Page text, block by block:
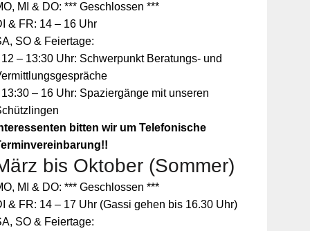
MI & DO: *** Geschlossen ***
& FR: 14 – 16 Uhr
SO & Feiertage:
12 – 13:30 Uhr: Schwerpunkt Beratungs- und
13:30 – 16 Uhr: Spaziergänge mit unseren
bitten wir um Telefonische
bis Oktober (Sommer)
MI & DO: *** Geschlossen ***
& FR: 14 – 17 Uhr (Gassi gehen bis 16.30 Uhr)
SO & Feiertage:
Zum
Schutz
Ihrer
persönlic
hen